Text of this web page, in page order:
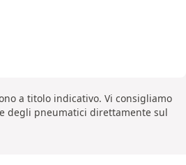
a titolo indicativo. Vi consigliamo
degli pneumatici direttamente sul